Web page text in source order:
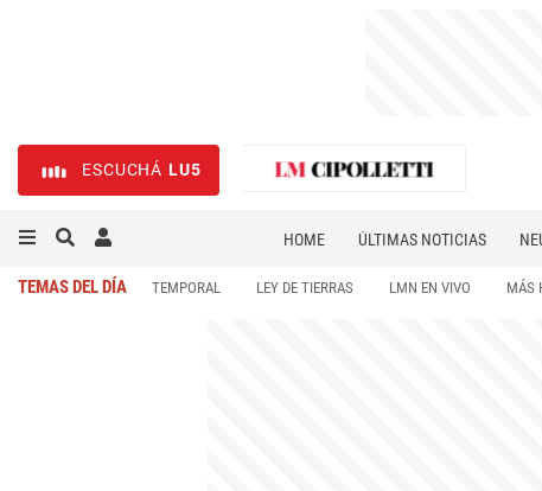
ESCUCHÁ LU5
HOME ÚLTIMAS NOTICIAS
TEMAS DEL DÍA TEMPORAL LEY DE TIERRAS LMN EN VIVO MÁS